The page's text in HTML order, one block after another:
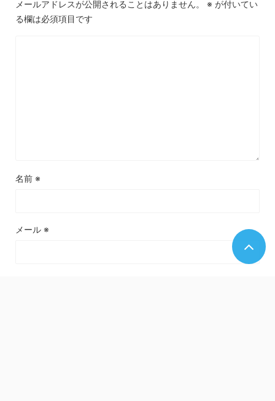
メールアドレスが公開されることはありません。 ※ が付いてい
る欄は必須項目です
名前 ※
メール ※